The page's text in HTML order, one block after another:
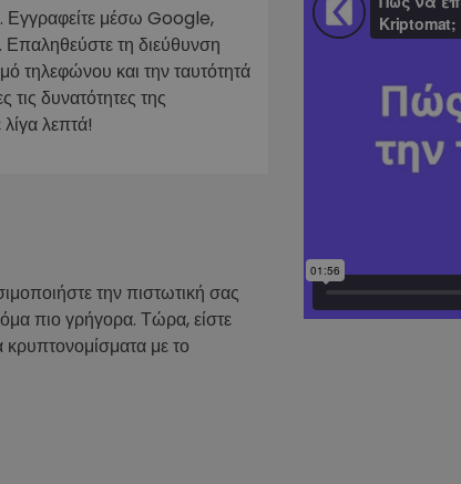
στρατηγική
μέσω Google,
τη διεύθυνση
τηλεφώνου και την ταυτότητά
τις δυνατότητες της
λεπτά!
την πιστωτική σας
πιο γρήγορα. Τώρα, είστε
κρυπτονομίσματα με το